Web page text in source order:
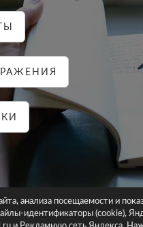
|Пользовательское
анализа посещаемости и
идентификаторы (cookie),